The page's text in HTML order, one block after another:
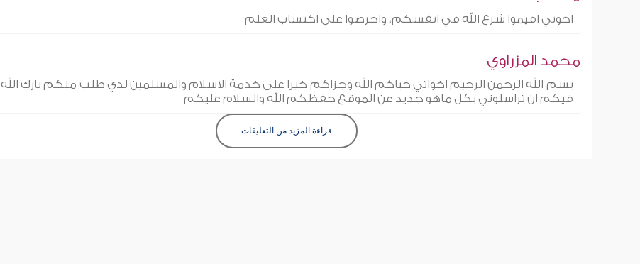
اخوتي اقيموا شرع الله في انفسكم، واحرصوا على اكتساب العلم
محمد المزراوي
بسم الله الرحمن الرحيم اخواتي حياكم الله وجزاكم خيرا على خدمة الاسلام والمسلمين لدي طلب منكم بارك الله
فيكم ان تراسلوني بكل ماهو جديد عن الموقع حفظكم الله والسلام عليكم
قراءة المزيد من التعليقات